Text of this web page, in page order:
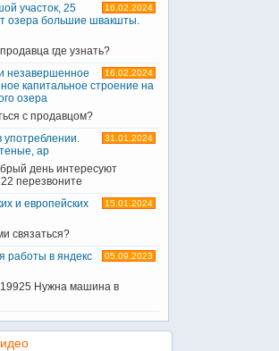
16.02.2024
участок, 25
озера большие швакшты.
где узнать?
16.02.2024
незавершенное
капитальное строение на
озера
с продавцом?
31.01.2024
ар
день интересуют
перезвоните
15.01.2024
и европейских
связаться?
05.09.2023
работы в яндекс
Нужна машина в